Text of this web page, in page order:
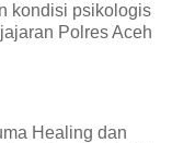
kondisi psikologis
Polres Aceh
Healing dan